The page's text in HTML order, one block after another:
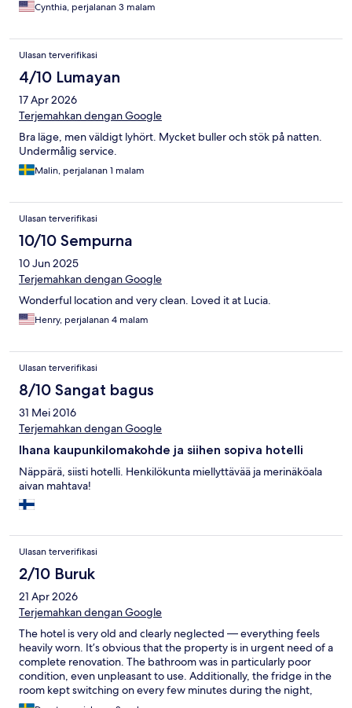
Cynthia, perjalanan 3 malam
Ulasan terverifikasi
4/10 Lumayan
17 Apr 2026
Terjemahkan dengan Google
Bra läge, men väldigt lyhört. Mycket buller och stök på natten.
Undermålig service.
Malin, perjalanan 1 malam
Ulasan terverifikasi
10/10 Sempurna
10 Jun 2025
Terjemahkan dengan Google
Wonderful location and very clean. Loved it at Lucia.
Henry, perjalanan 4 malam
Ulasan terverifikasi
8/10 Sangat bagus
31 Mei 2016
Terjemahkan dengan Google
Ihana kaupunkilomakohde ja siihen sopiva hotelli
Näppärä, siisti hotelli. Henkilökunta miellyttävää ja merinäköala
aivan mahtava!
Ulasan terverifikasi
2/10 Buruk
21 Apr 2026
Terjemahkan dengan Google
The hotel is very old and clearly neglected — everything feels
heavily worn. It’s obvious that the property is in urgent need of a
complete renovation. The bathroom was in particularly poor
condition, even unpleasant to use. Additionally, the fridge in the
room kept switching on every few minutes during the night,
making it very difficult to sleep. The only real advantage was the